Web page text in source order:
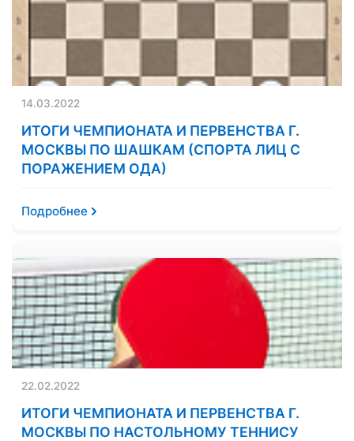
14.03.2022
ИТОГИ ЧЕМПИОНАТА И ПЕРВЕНСТВА Г.
МОСКВЫ ПО ШАШКАМ (СПОРТА ЛИЦ С
ПОРАЖЕНИЕМ ОДА)
Подробнее
22.02.2022
ИТОГИ ЧЕМПИОНАТА И ПЕРВЕНСТВА Г.
МОСКВЫ ПО НАСТОЛЬНОМУ ТЕННИСУ